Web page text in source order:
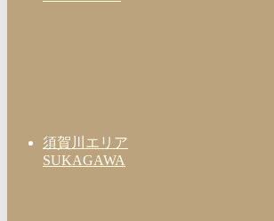
須賀川エリア
SUKAGAWA